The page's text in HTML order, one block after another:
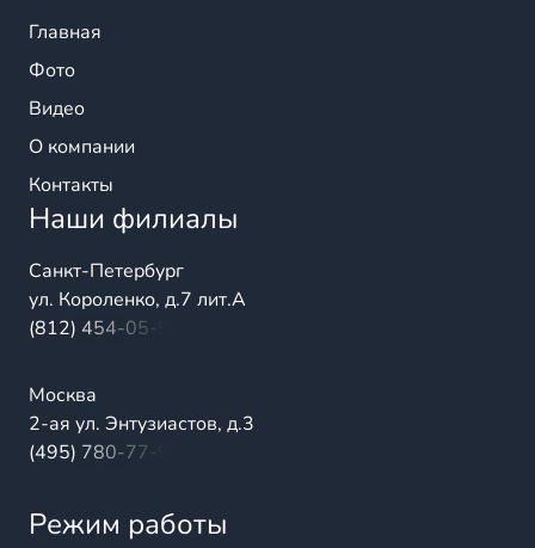
Главная
Фото
Видео
О компании
Контакты
Наши филиалы
Санкт-Петербург
ул. Короленко, д.7 лит.А
(812) 454-05-54
Москва
2-ая ул. Энтузиастов, д.3
(495) 780-77-98
Режим работы